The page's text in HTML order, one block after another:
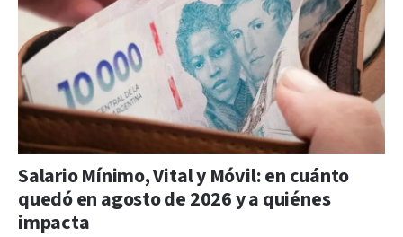
Salario Mínimo, Vital y Móvil: en cuánto
quedó en agosto de 2026 y a quiénes
impacta